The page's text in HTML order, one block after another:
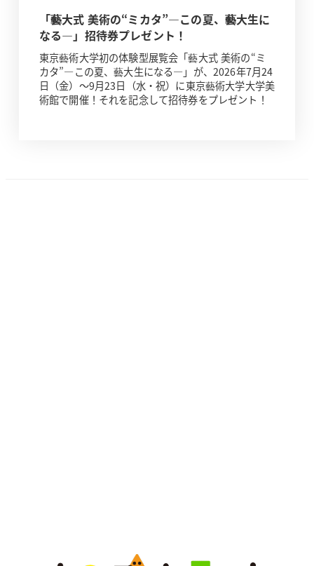
「藝大式 美術の“ミカタ”―この夏、藝大生に
なる―」招待券プレゼント！
東京藝術大学初の体験型展覧会「藝大式 美術の“ミ
カタ”―この夏、藝大生になる―」が、2026年7月24
日（金）～9月23日（水・祝）に東京藝術大学大学美
術館で開催！それを記念して招待券をプレゼント！